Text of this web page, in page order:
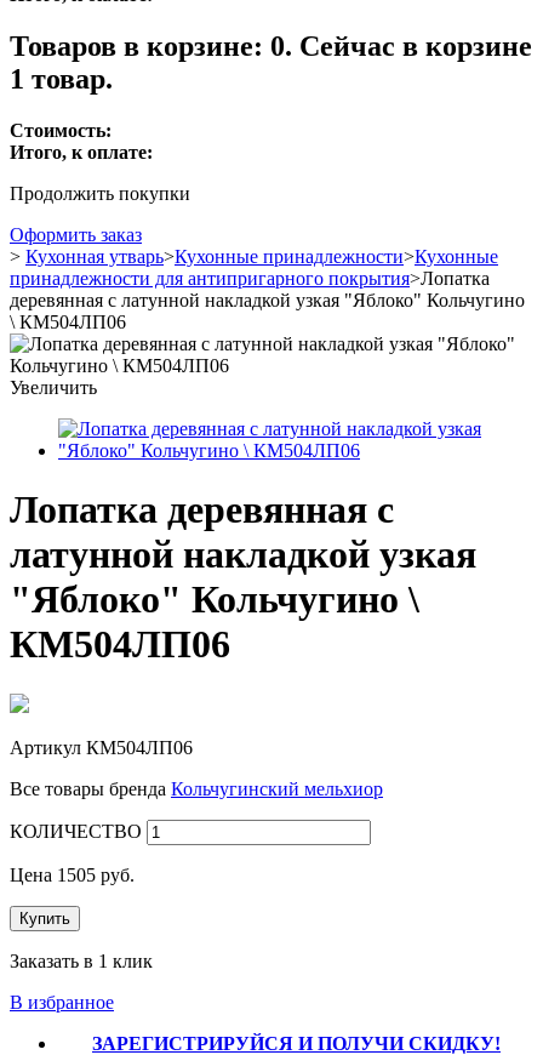
Товаров в корзине: 0. Сейчас в корзине
1 товар.
Стоимость:
Итого, к оплате:
Продолжить покупки
Оформить заказ
> Кухонная утварь>Кухонные принадлежности>Кухонные
принадлежности для антипригарного покрытия>Лопатка
деревянная с латунной накладкой узкая "Яблоко" Кольчугино
\ КМ504ЛП06
Увеличить
Лопатка деревянная с
латунной накладкой узкая
"Яблоко" Кольчугино \
КМ504ЛП06
Артикул КМ504ЛП06
Все товары бренда Кольчугинский мельхиор
КОЛИЧЕСТВО
Цена 1505 руб.
Купить
Заказать в 1 клик
В избранное
ЗАРЕГИСТРИРУЙСЯ И ПОЛУЧИ СКИДКУ!